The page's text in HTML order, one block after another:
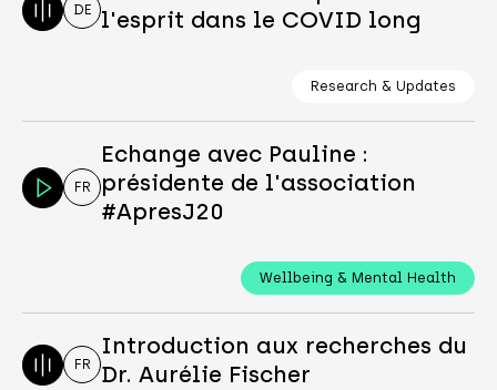
DE
l'esprit dans le COVID long
Research & Updates
FR
Echange avec Pauline :
présidente de l'association
#ApresJ20
Wellbeing & Mental Health
FR
Introduction aux recherches du
Dr. Aurélie Fischer